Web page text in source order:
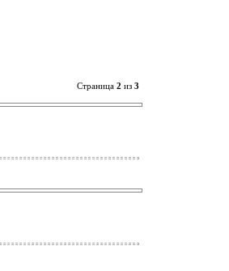
Страница 2 из 3